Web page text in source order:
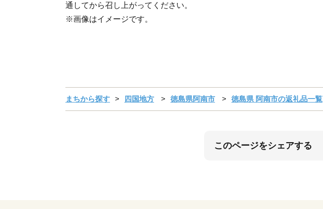
通してから召し上がってください。
※画像はイメージです。
まちから探す 四国地方 徳島県阿南市 徳島県 阿南市の返礼品一覧
このページをシェアする